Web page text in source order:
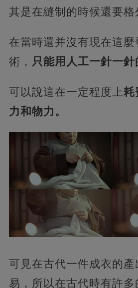
其是在縫制的時候還要格
在當時還并沒有現在這
術， 只能用人工一針一針
可以說這在一定程度上耗
力和物力。
可見在古代一件成衣的產
易，所以在古代時有許多